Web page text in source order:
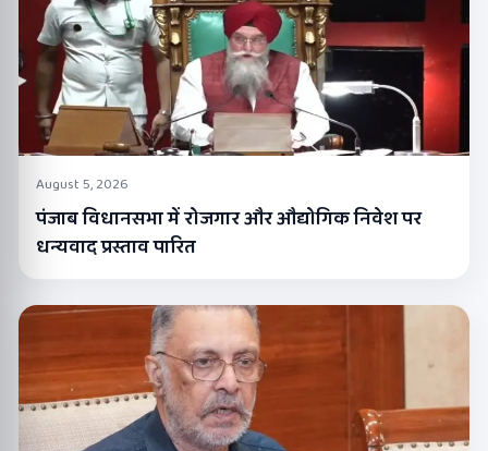
August 5, 2026
पंजाब विधानसभा में रोजगार और औद्योगिक निवेश पर
धन्यवाद प्रस्ताव पारित